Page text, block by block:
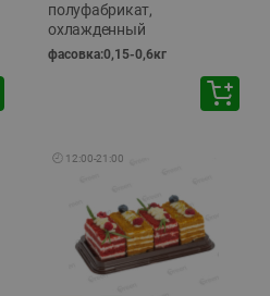
полуфабрикат,
охлажденный
фасовка:0,15-0,6кг
🕘 12:00-21:00